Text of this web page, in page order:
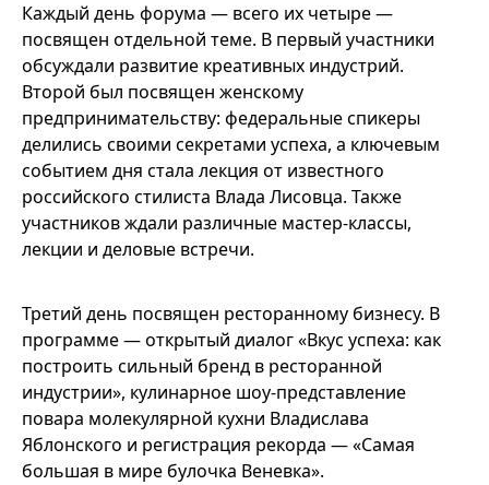
Каждый день форума — всего их четыре —
посвящен отдельной теме. В первый участники
обсуждали развитие креативных индустрий.
Второй был посвящен женскому
предпринимательству: федеральные спикеры
делились своими секретами успеха, а ключевым
событием дня стала лекция от известного
российского стилиста Влада Лисовца. Также
участников ждали различные мастер-классы,
лекции и деловые встречи.
Третий день посвящен ресторанному бизнесу. В
программе — открытый диалог «Вкус успеха: как
построить сильный бренд в ресторанной
индустрии», кулинарное шоу-представление
повара молекулярной кухни Владислава
Яблонского и регистрация рекорда — «Самая
большая в мире булочка Веневка».